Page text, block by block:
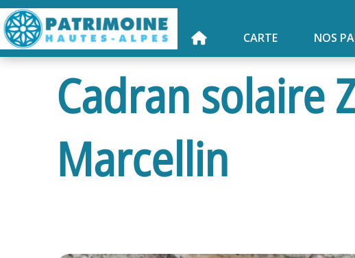
CARTE NOS
Cadran solaire
Marcellin